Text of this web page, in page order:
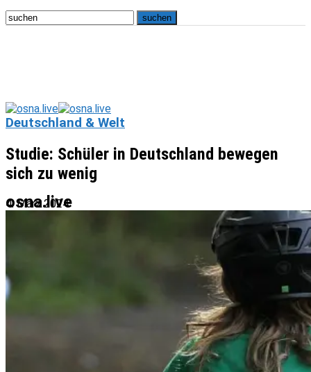
osna.live
Deutschland & Welt
Studie: Schüler in Deutschland bewegen
sich zu wenig
4. März 2024